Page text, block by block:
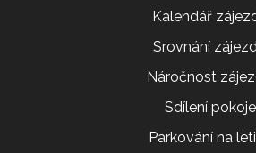
Kalendář
Srovnání
Náročnost
Sdílení pokoje
Parkování na